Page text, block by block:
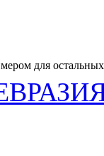
для